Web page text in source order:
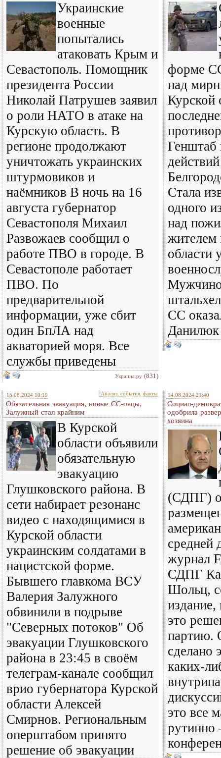
Украинские
военные
попытались
атаковать Крым и
Севастополь. Помощник
президента России
Николай Патрушев заявил
о роли НАТО в атаке на
Курскую область. В
регионе продолжают
уничтожать украинских
штурмовиков и
наёмников В ночь на 16
августа губернатор
Севастополя Михаил
Развожаев сообщил о
работе ПВО в городе. В
Севастополе работает
ПВО. По
предварительной
информации, уже сбит
один БпЛА над
акваторией моря. Все
службы приведены
Украина.ру (831)
форме
над
Курской
Генштаб
Стала
одного
над
жителем
области
СС
Данилюк
15.08.2024 10:19 Анализ, события, факты
Обязательная эвакуация, новые СС-овцы,
Залужный стал крайним
В Курской
области объявили
обязательную
эвакуацию
Глушковского района. В
сети набирает резонанс
видео с находящимися в
Курской области
украинским солдатами в
нацистской форме.
Бывшего главкома ВСУ
Валерия Залужного
обвинили в подрыве
"Северных потоков" Об
эвакуации Глушковского
района в 23:45 в своём
телеграм-канале сообщил
врио губернатора Курской
области Алексей
Смирнов. Региональным
оперштабом принято
решение об эвакуации
14.08.2024 21:40
Социал-
одобрила
хозяина
(СДПГ)
средней
журнал
СДПГ
Шольц,
издание,
это
партию.
сделано
каких-
это все
рутинно